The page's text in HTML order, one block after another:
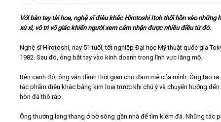
Kiến thức
Liên hệ - Đăng ký
Với bàn tay tài hoa, nghệ sĩ điêu khắc Hirotoshi Itoh thổi hồn vào những
xù xì, vô tri vô giác khiến người xem cảm nhận được nhiều điều từ đó.
Nghệ sĩ Hirotoshi, nay 51 tuổi, tốt nghiệp Đại học Mỹ thuật quốc gia
1982. Sau đó, ông bắt tay vào kinh doanh trong lĩnh vực lăng mộ.
Bên cạnh đó, ông vẫn dành thời gian cho đam mê của mình. Ông tạo ra
tác phẩm điêu khắc bằng kim loại trước khi chú ý và chuyển hướng
hòn đá thô ráp.
Ông thường lang thang ở bờ sông gần nhà để tìm kiếm đá. Những tác